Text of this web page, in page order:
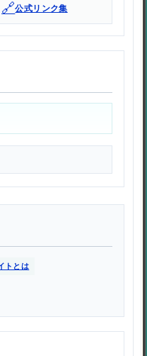
🔗公式リンク集
トとは